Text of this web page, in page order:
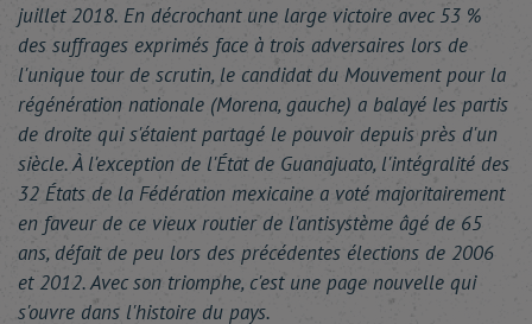
juillet 2018. En décrochant une large victoire avec 53 %
des suffrages exprimés face à trois adversaires lors de
l'unique tour de scrutin, le candidat du Mouvement pour la
régénération nationale (Morena, gauche) a balayé les partis
de droite qui s'étaient partagé le pouvoir depuis près d'un
siècle. À l'exception de l'État de Guanajuato, l'intégralité des
32 États de la Fédération mexicaine a voté majoritairement
en faveur de ce vieux routier de l'antisystème âgé de 65
ans, défait de peu lors des précédentes élections de 2006
et 2012. Avec son triomphe, c'est une page nouvelle qui
s'ouvre dans l'histoire du pays.